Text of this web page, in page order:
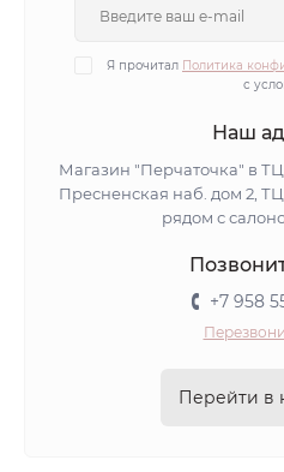
Я прочитал Политика
с
Наш
Магазин "Перчаточка" в
Пресненская наб. дом 2,
рядом с
+7 958
Перейти в